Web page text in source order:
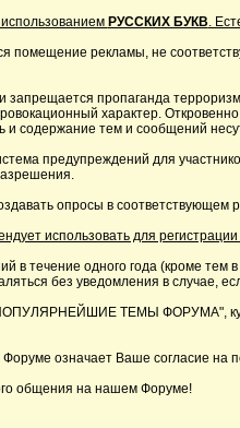
РУССКИХ БУКВ.
помещение рекламы, не
запрещается пропаганда
характер.
и содержание тем и сообщений
предупреждений для
опросы в
использовать для
в течение одного года (кроме
без уведомления в случае,
ТЕМЫ ФОРУМА",
означает Ваше согласие на
общения на нашем Форуме!